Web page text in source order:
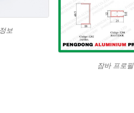
보
잠바 프로필